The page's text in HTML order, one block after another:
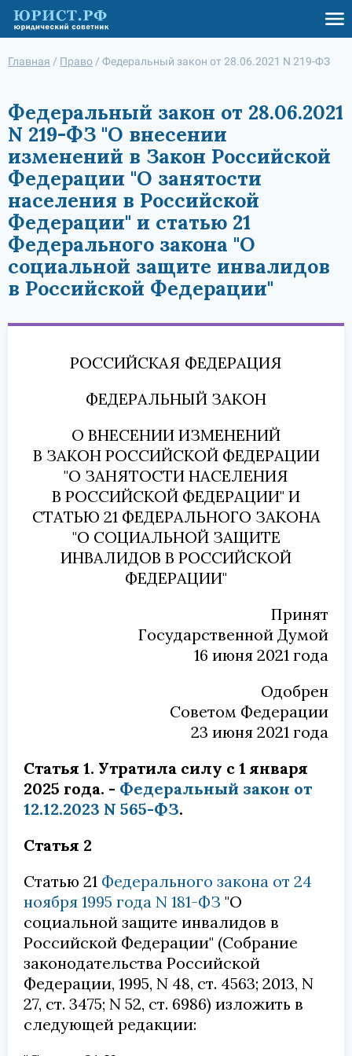
Главная / Право / Федеральный закон от 28.06.2021 N 219-ФЗ
Федеральный закон от 28.06.2021
N 219-ФЗ "О внесении
изменений в Закон Российской
Федерации "О занятости
населения в Российской
Федерации" и статью 21
Федерального закона "О
социальной защите инвалидов
в Российской Федерации"
РОССИЙСКАЯ ФЕДЕРАЦИЯ
ФЕДЕРАЛЬНЫЙ ЗАКОН
О ВНЕСЕНИИ ИЗМЕНЕНИЙ
В ЗАКОН РОССИЙСКОЙ ФЕДЕРАЦИИ
"О ЗАНЯТОСТИ НАСЕЛЕНИЯ
В РОССИЙСКОЙ ФЕДЕРАЦИИ" И
СТАТЬЮ 21 ФЕДЕРАЛЬНОГО ЗАКОНА
"О СОЦИАЛЬНОЙ ЗАЩИТЕ
ИНВАЛИДОВ В РОССИЙСКОЙ
ФЕДЕРАЦИИ"
Принят
Государственной Думой
16 июня 2021 года
Одобрен
Советом Федерации
23 июня 2021 года
Статья 1. Утратила силу с 1 января
2025 года. - Федеральный закон от
12.12.2023 N 565-ФЗ.
Статья 2
Статью 21 Федерального закона от 24
ноября 1995 года N 181-ФЗ "О
социальной защите инвалидов в
Российской Федерации" (Собрание
законодательства Российской
Федерации, 1995, N 48, ст. 4563; 2013, N
27, ст. 3475; N 52, ст. 6986) изложить в
следующей редакции: